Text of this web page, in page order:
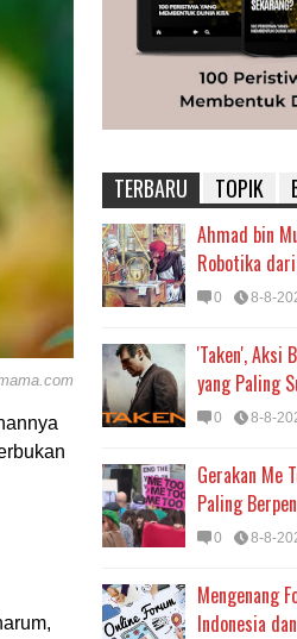
TERBARU TOPIK
Ahmad bin
Robotika
0 8-8-
'Taken', Aksi
yang Paling
0 8-8-
Gerakan Me
Paling
0 8-8-
Mengenang
Indonesia